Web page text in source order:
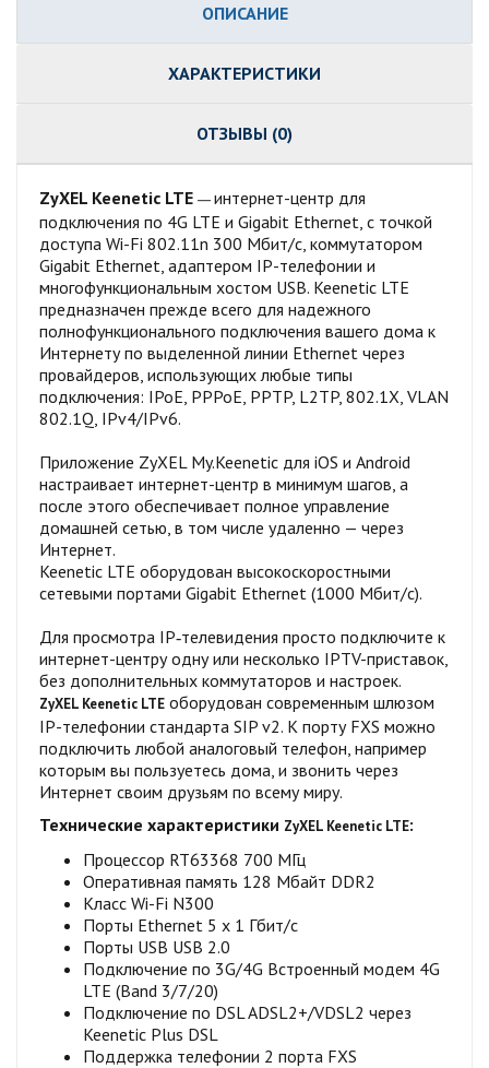
ОПИСАНИЕ
ХАРАКТЕРИСТИКИ
ОТЗЫВЫ (0)
ZyXEL Keenetic LTE — интернет-центр для
подключения по 4G LTE и Gigabit Ethernet, с точкой
доступа Wi-Fi 802.11n 300 Мбит/с, коммутатором
Gigabit Ethernet, адаптером IP-телефонии и
многофункциональным хостом USB. Keenetic LTE
предназначен прежде всего для надежного
полнофункционального подключения вашего дома к
Интернету по выделенной линии Ethernet через
провайдеров, использующих любые типы
подключения: IPoE, PPPoE, PPTP, L2TP, 802.1X, VLAN
802.1Q, IPv4/IPv6.
Приложение ZyXEL My.Keenetic для iOS и Android
настраивает интернет-центр в минимум шагов, а
после этого обеспечивает полное управление
домашней сетью, в том числе удаленно — через
Интернет.
Keenetic LTE оборудован высокоскоростными
сетевыми портами Gigabit Ethernet (1000 Мбит/с).
Для просмотра IP‑телевидения просто подключите к
интернет-центру одну или несколько IPTV-приставок,
без дополнительных коммутаторов и настроек.
ZyXEL Keenetic LTE оборудован современным шлюзом
IP-телефонии стандарта SIP v2. К порту FXS можно
подключить любой аналоговый телефон, например
которым вы пользуетесь дома, и звонить через
Интернет своим друзьям по всему миру.
Технические характеристики ZyXEL Keenetic LTE:
Процессор RT63368 700 МГц
Оперативная память 128 Мбайт DDR2
Класс Wi-Fi N300
Порты Ethernet 5 x 1 Гбит/с
Порты USB USB 2.0
Подключение по 3G/4G Встроенный модем 4G
LTE (Band 3/7/20)
Подключение по DSL ADSL2+/VDSL2 через
Keenetic Plus DSL
Поддержка телефонии 2 порта FXS